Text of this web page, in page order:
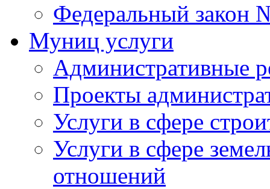
Федеральный закон
Муниц услуги
Административные
Проекты
Услуги в сфере
Услуги в сфере
отношений